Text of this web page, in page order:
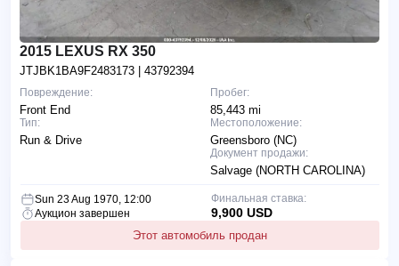
2015 LEXUS RX 350
JTJBK1BA9F2483173 | 43792394
Пробег:
85,443 mi
Местоположение:
Greensboro (NC)
Документ продажи:
Salvage (NORTH CAROLINA)
Повреждение:
Front End
Тип:
Run & Drive
Sun 23 Aug 1970, 12:00
Аукцион завершен
Этот автомобиль продан
Финальная ставка:
9,900 USD